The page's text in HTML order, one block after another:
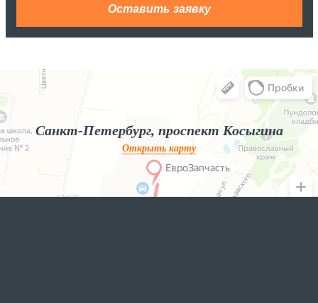
Яндекс.Карты
Яндекс.Карты — поиск мест и адресов, городской транспорт
Санкт-Петербург, проспект Косыгина
Открыть карту